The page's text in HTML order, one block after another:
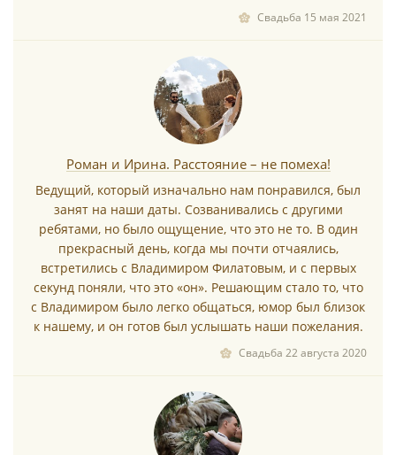
Свадьба 15 мая 2021
Роман и Ирина. Расстояние – не помеха!
Ведущий, который изначально нам понравился, был
занят на наши даты. Созванивались с другими
ребятами, но было ощущение, что это не то. В один
прекрасный день, когда мы почти отчаялись,
встретились с Владимиром Филатовым, и с первых
секунд поняли, что это «он». Решающим стало то, что
с Владимиром было легко общаться, юмор был близок
к нашему, и он готов был услышать наши пожелания.
Свадьба 22 августа 2020